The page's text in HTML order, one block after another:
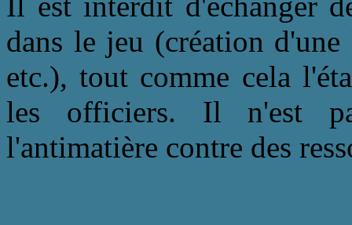
dans le jeu (création
etc.), tout comme cela
les officiers. Il n'est
l'antimatière contre des